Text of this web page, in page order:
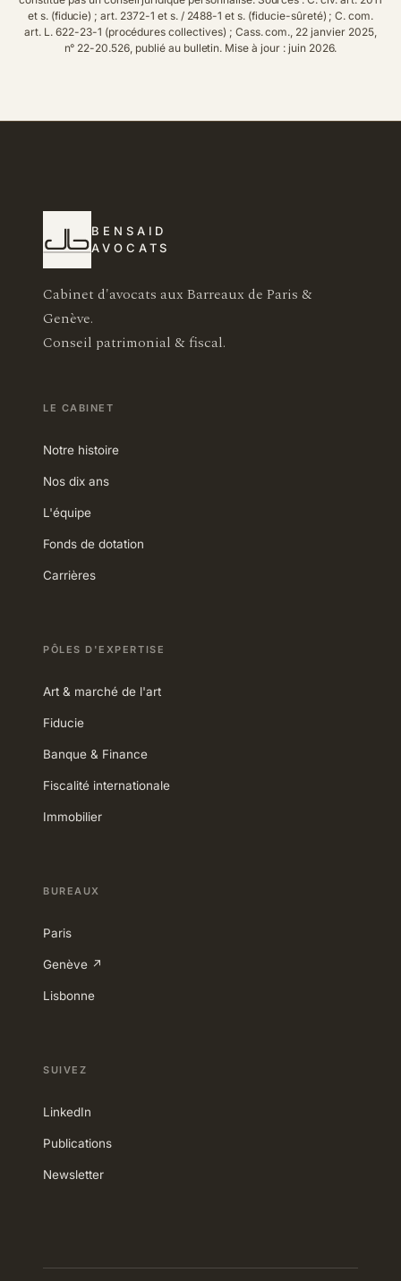
et s. (fiducie) ; art. 2372-1 et s. / 2488-1 et s. (fiducie-sûreté) ; C. com.
art. L. 622-23-1 (procédures collectives) ; Cass. com., 22 janvier 2025,
n° 22-20.526, publié au bulletin. Mise à jour : juin 2026.
BENSAID
AVOCATS
Cabinet d'avocats aux Barreaux de Paris &
Genève.
Conseil patrimonial & fiscal.
LE CABINET
Notre histoire
Nos dix ans
L'équipe
Fonds de dotation
Carrières
PÔLES D'EXPERTISE
Art & marché de l'art
Fiducie
Banque & Finance
Fiscalité internationale
Immobilier
BUREAUX
Paris
Genève ↗
Lisbonne
SUIVEZ
LinkedIn
Publications
Newsletter